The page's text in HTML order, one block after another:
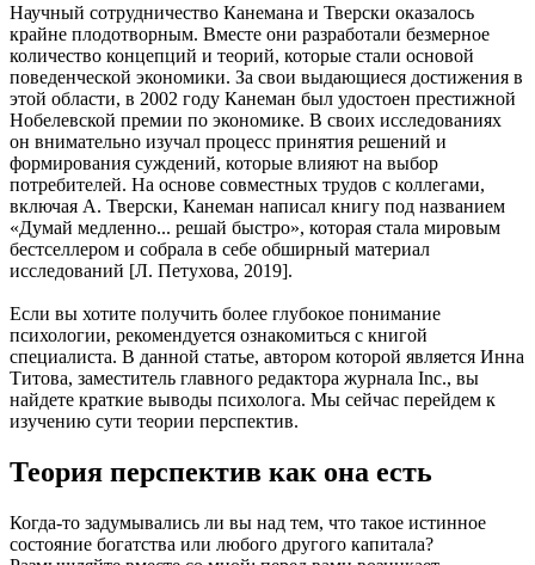
Научный сотрудничество Канемана и Тверски оказалось
крайне плодотворным. Вместе они разработали безмерное
количество концепций и теорий, которые стали основой
поведенческой экономики. За свои выдающиеся достижения в
этой области, в 2002 году Канеман был удостоен престижной
Нобелевской премии по экономике. В своих исследованиях
он внимательно изучал процесс принятия решений и
формирования суждений, которые влияют на выбор
потребителей. На основе совместных трудов с коллегами,
включая А. Тверски, Канеман написал книгу под названием
«Думай медленно... решай быстро», которая стала мировым
бестселлером и собрала в себе обширный материал
исследований [Л. Петухова, 2019].
Если вы хотите получить более глубокое понимание
психологии, рекомендуется ознакомиться с книгой
специалиста. В данной статье, автором которой является Инна
Титова, заместитель главного редактора журнала Inc., вы
найдете краткие выводы психолога. Мы сейчас перейдем к
изучению сути теории перспектив.
Теория перспектив как она есть
Когда-то задумывались ли вы над тем, что такое истинное
состояние богатства или любого другого капитала?